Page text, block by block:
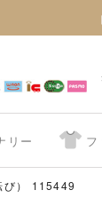
リー フ
び） 115449